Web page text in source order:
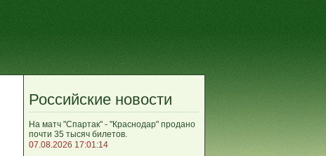
Российские новости
На матч "Спартак" - "Краснодар" продано
почти 35 тысяч билетов.
07.08.2026 17:01:14